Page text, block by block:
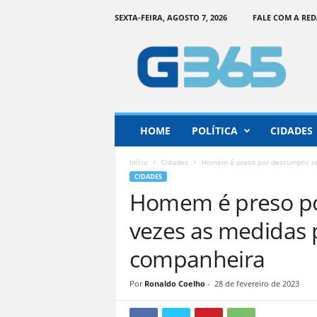
SEXTA-FEIRA, AGOSTO 7, 2026 FALE COM A
o
HOME POLÍTICA CIDADES
Início Cidades Homem é preso por descumprir
CIDADES
Homem é preso
vezes as
companheira
Por Ronaldo Coelho- 28 de fevereiro de 2023